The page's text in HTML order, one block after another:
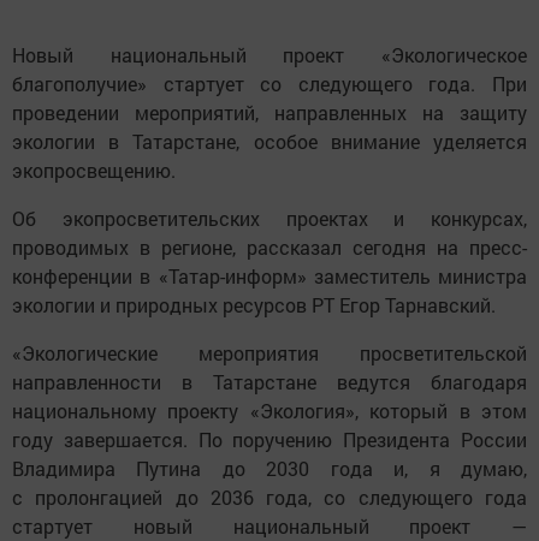
Новый национальный проект «Экологическое
благополучие» стартует со следующего года. При
проведении мероприятий, направленных на защиту
экологии в Татарстане, особое внимание уделяется
экопросвещению.
Об экопросветительских проектах и конкурсах,
проводимых в регионе, рассказал сегодня на пресс-
конференции в «Татар-информ» заместитель министра
экологии и природных ресурсов РТ Егор Тарнавский.
«Экологические мероприятия просветительской
направленности в Татарстане ведутся благодаря
национальному проекту «Экология», который в этом
году завершается. По поручению Президента России
Владимира Путина до 2030 года и, я думаю,
с пролонгацией до 2036 года, со следующего года
стартует новый национальный проект —